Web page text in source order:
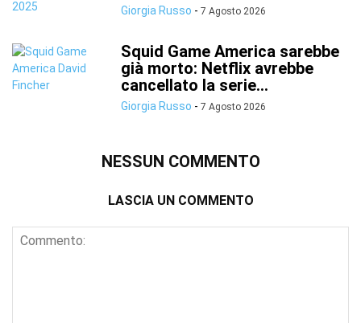
Giorgia Russo - 7 Agosto 2026
Squid Game America sarebbe
già morto: Netflix avrebbe
cancellato la serie...
Giorgia Russo - 7 Agosto 2026
NESSUN COMMENTO
LASCIA UN COMMENTO